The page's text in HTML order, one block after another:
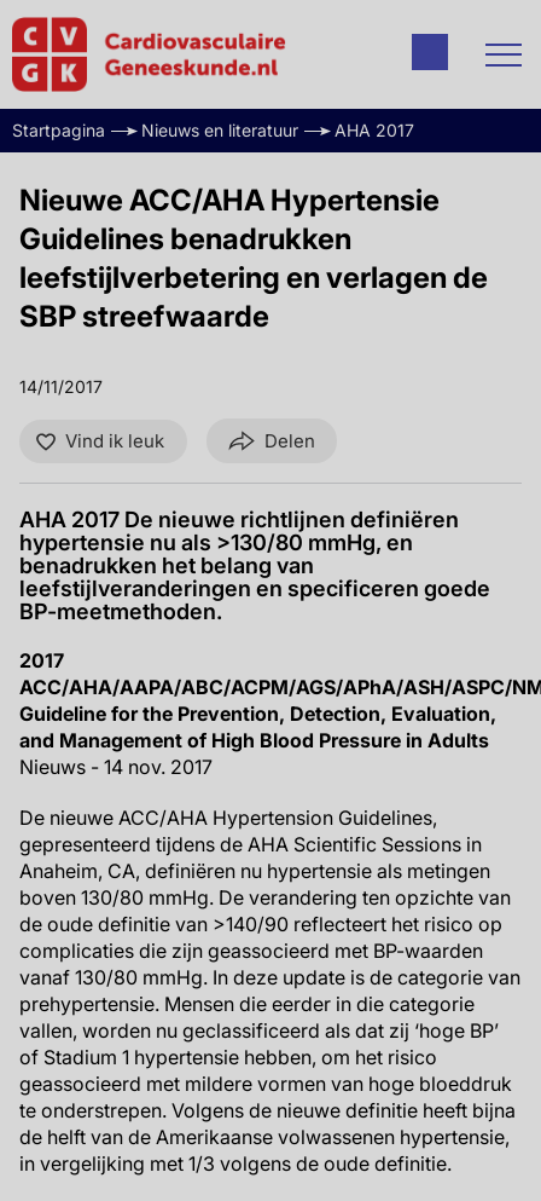
Startpagina Nieuws en literatuur AHA 2017
Nieuwe ACC/AHA Hypertensie
Guidelines benadrukken
leefstijlverbetering en verlagen de
SBP streefwaarde
14/11/2017
Vind ik leuk Delen
AHA 2017 De nieuwe richtlijnen definiëren
hypertensie nu als >130/80 mmHg, en
benadrukken het belang van
leefstijlveranderingen en specificeren goede
BP-meetmethoden.
2017
ACC/AHA/AAPA/ABC/ACPM/AGS/APhA/ASH/ASPC/
Guideline for the Prevention, Detection, Evaluation,
and Management of High Blood Pressure in Adults
Nieuws - 14 nov. 2017
De nieuwe ACC/AHA Hypertension Guidelines,
gepresenteerd tijdens de AHA Scientific Sessions in
Anaheim, CA, definiëren nu hypertensie als metingen
boven 130/80 mmHg. De verandering ten opzichte van
de oude definitie van >140/90 reflecteert het risico op
complicaties die zijn geassocieerd met BP-waarden
vanaf 130/80 mmHg. In deze update is de categorie van
prehypertensie. Mensen die eerder in die categorie
vallen, worden nu geclassificeerd als dat zij ‘hoge BP’
of Stadium 1 hypertensie hebben, om het risico
geassocieerd met mildere vormen van hoge bloeddruk
te onderstrepen. Volgens de nieuwe definitie heeft bijna
de helft van de Amerikaanse volwassenen hypertensie,
in vergelijking met 1/3 volgens de oude definitie.